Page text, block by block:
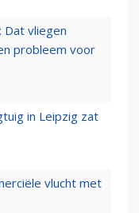
Dat vliegen
probleem voor
in Leipzig zat
vlucht met